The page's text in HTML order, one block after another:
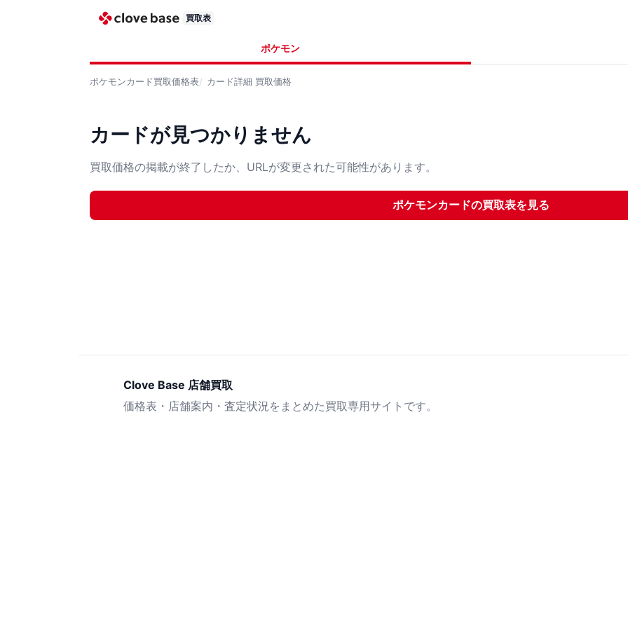
買取表
ポケモン
ポケモンカード買取価格表 カード詳細 買取価格
カードが見つかりません
買取価格の掲載が終了したか、URLが変更された可能性があります。
ポケモンカードの買取表を見る
Clove Base 店舗買取
価格表・店舗案内・査定状況をまとめた買取専用サイトです。